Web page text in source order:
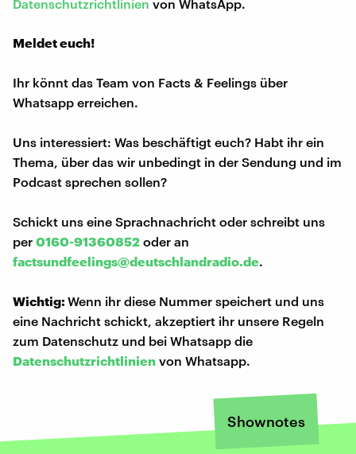
Datenschutzrichtlinien von WhatsApp.
Meldet euch!
Ihr könnt das Team von Facts & Feelings über
Whatsapp erreichen.
Uns interessiert: Was beschäftigt euch? Habt ihr ein
Thema, über das wir unbedingt in der Sendung und im
Podcast sprechen sollen?
Schickt uns eine Sprachnachricht oder schreibt uns
per 0160-91360852 oder an
factsundfeelings@deutschlandradio.de.
Wichtig:Wenn ihr diese Nummer speichert und uns
eine Nachricht schickt, akzeptiert ihr unsere Regeln
zum Datenschutz und bei Whatsapp die
Datenschutzrichtlinien von Whatsapp.
Shownotes